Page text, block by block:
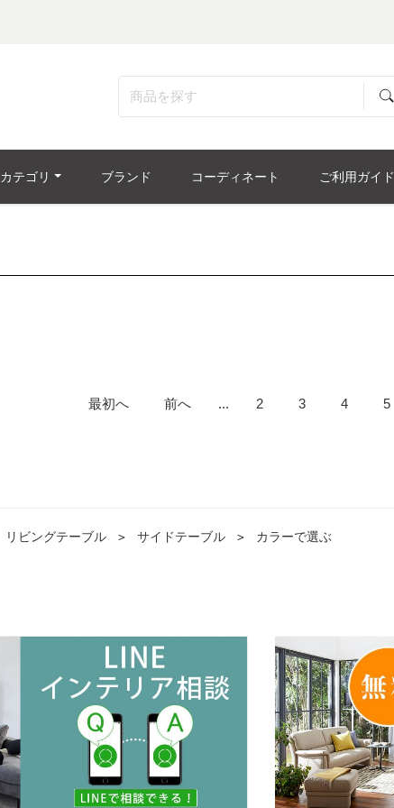
カテゴリ ブランド コーディネート ご利用ガイド
最初へ 前へ ... 2 3 4 5
リビングテーブル ＞ サイドテーブル ＞ カラーで選ぶ